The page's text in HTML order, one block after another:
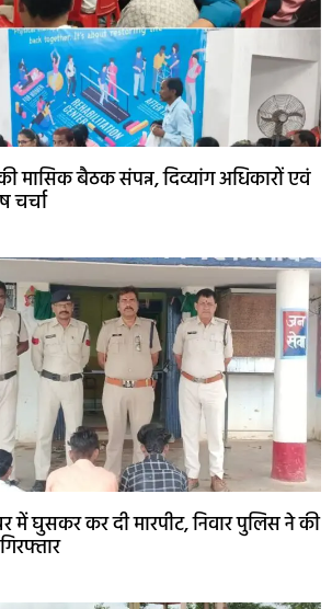
मासिक बैठक संपन्न, दिव्यांग अधिकारों एवं
चर्चा
घुसकर कर दी मारपीट, निवार पुलिस ने की